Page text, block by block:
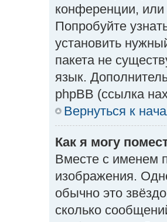
конференции,
Попробуйте
установить
пакета не
язык.
phpBB (ссылка
Вернуться к
Как я могу
Вместе с именем
изображения.
обычно это
сколько